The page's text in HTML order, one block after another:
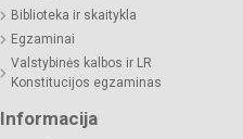
Biblioteka ir skaitykla
Egzaminai
Valstybinės kalbos ir LR
Konstitucijos egzaminas
Informacija